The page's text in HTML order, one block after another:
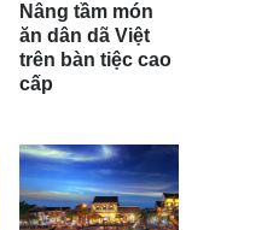
Nâng tầm món
ăn dân dã Việt
trên bàn tiệc cao
cấp